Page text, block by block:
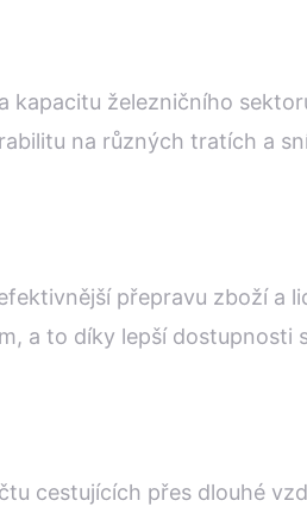
kapacitu železničního
na různých tratích a
přepravu zboží a
a to díky lepší dostupnosti
cestujících přes dlouhé